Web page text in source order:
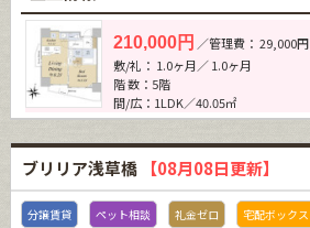
210,000円 ／管理費： 29,000円
敷/礼： 1.0ヶ月／ 1.0ヶ月
階 数：5階
間/広：1LDK／40.05㎡
ブリリア浅草橋 【08月08日更新】
分譲賃貸 ペット相談 礼金ゼロ 宅配ボックス